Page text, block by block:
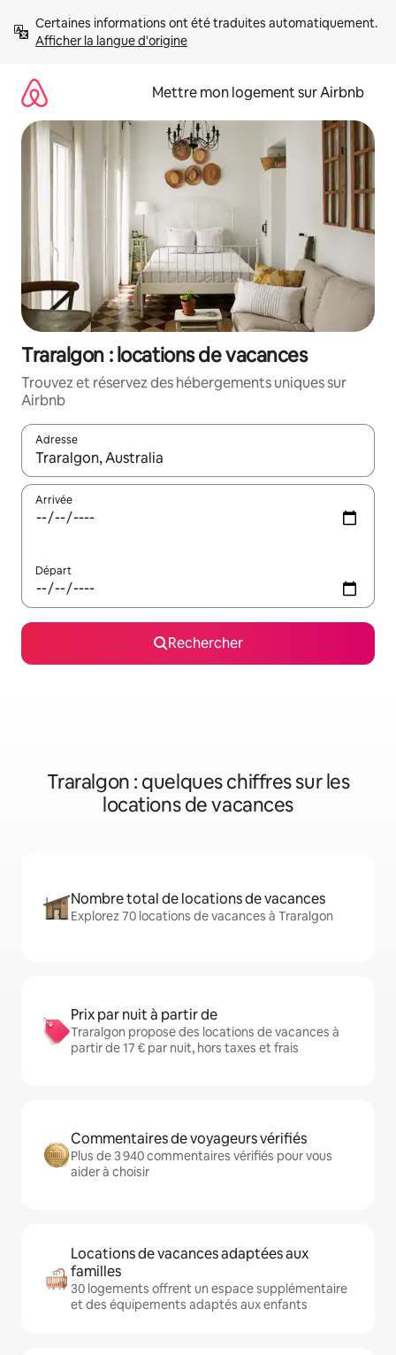
directement
Afficher la langue d'origine
Mettre mon logement sur Airbnb
Traralgon : locations de vacances
Trouvez et réservez des hébergements uniques sur
Airbnb
Adresse
Lorsque les résultats s'affichent, utilisez les flèches vers le
Arrivée
Départ
Rechercher
Traralgon : quelques chiffres sur les
locations de vacances
Nombre total de locations de vacances
Explorez 70 locations de vacances à Traralgon
Prix par nuit à partir de
Traralgon propose des locations de vacances à
partir de 17 € par nuit, hors taxes et frais
Commentaires de voyageurs vérifiés
Plus de 3 940 commentaires vérifiés pour vous
aider à choisir
Locations de vacances adaptées aux
familles
30 logements offrent un espace supplémentaire
et des équipements adaptés aux enfants